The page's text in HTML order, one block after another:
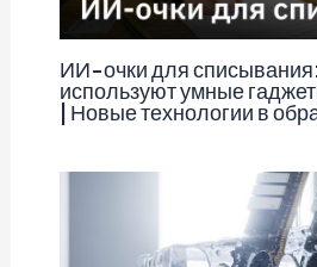
ИИ-очки для списывания:
используют умные
| Новые технологии в